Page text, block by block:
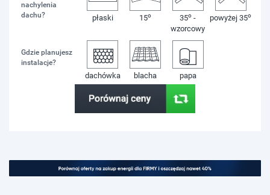
nachylenia
dachu?
płaski 15o 35o -
wzorcowy
powyżej 35o
Gdzie planujesz
instalacje?
dachówka blacha papa